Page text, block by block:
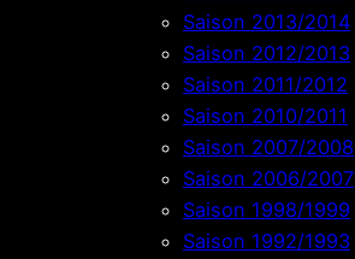
Saison 2013/2014
Saison 2012/2013
Saison 2011/2012
Saison 2010/2011
Saison 2007/2008
Saison 2006/2007
Saison 1998/1999
Saison 1992/1993